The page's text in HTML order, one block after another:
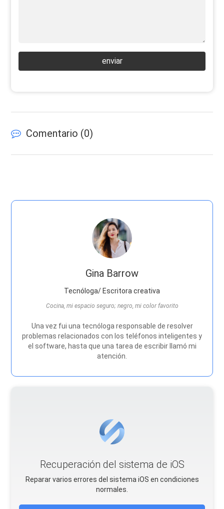
enviar
Comentario (0)
Gina Barrow
Tecnóloga/ Escritora creativa
Cocina, mi espacio seguro; negro, mi color favorito
Una vez fui una tecnóloga responsable de resolver
problemas relacionados con los teléfonos inteligentes y
el software, hasta que una tarea de escribir llamó mi
atención.
Recuperación del sistema de iOS
Reparar varios errores del sistema iOS en condiciones
normales.